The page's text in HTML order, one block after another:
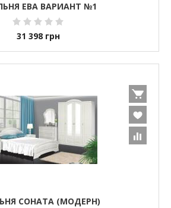
ЕВА ВАРИАНТ №1
31 398 грн
СОНАТА (МОДЕРН)